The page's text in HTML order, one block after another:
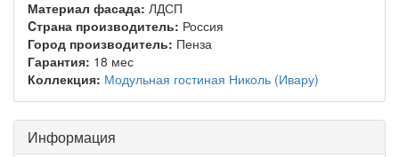
Материал фасада: ЛДСП
Cтрана производитель: Россия
Город производитель: Пенза
Гарантия: 18 мес
Коллекция: Модульная гостиная Николь (Ивару)
Информация